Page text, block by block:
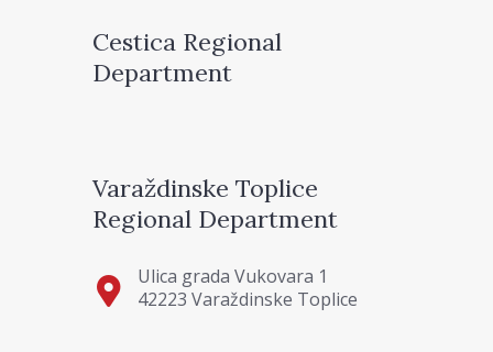
Cestica Regional
Department
Varaždinske Toplice
Regional Department
Ulica grada Vukovara 1
42223 Varaždinske Toplice